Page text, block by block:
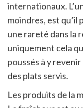
internationaux.
moindres, est qu’il
une rareté dans la
uniquement cela
poussés à y
des plats servis.
Les produits de la